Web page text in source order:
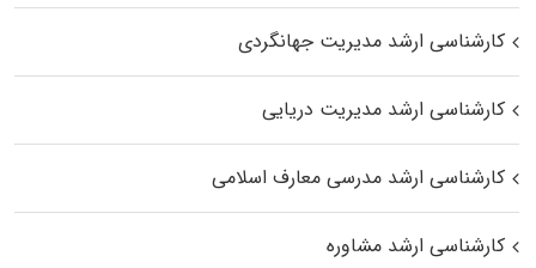
کارشناسی ارشد مدیریت جهانگردی
کارشناسی ارشد مدیریت دریایی
کارشناسی ارشد مدرسی معارف اسلامی
کارشناسی ارشد مشاوره